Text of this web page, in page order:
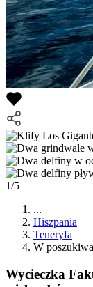
1/5
...
Hiszpania
Teneryfa
W
Wycieczka